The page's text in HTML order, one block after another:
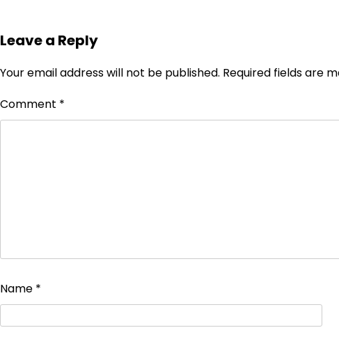
Leave a Reply
Your email address will not be published. Required fields are
Comment *
Name *